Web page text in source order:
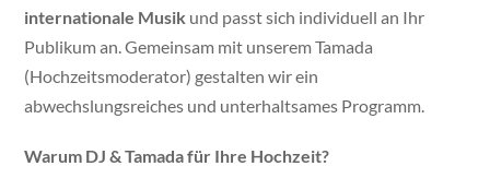
internationale Musik und passt sich individuell an Ihr
Publikum an. Gemeinsam mit unserem Tamada
(Hochzeitsmoderator) gestalten wir ein
abwechslungsreiches und unterhaltsames Programm.
Warum DJ & Tamada für Ihre Hochzeit?